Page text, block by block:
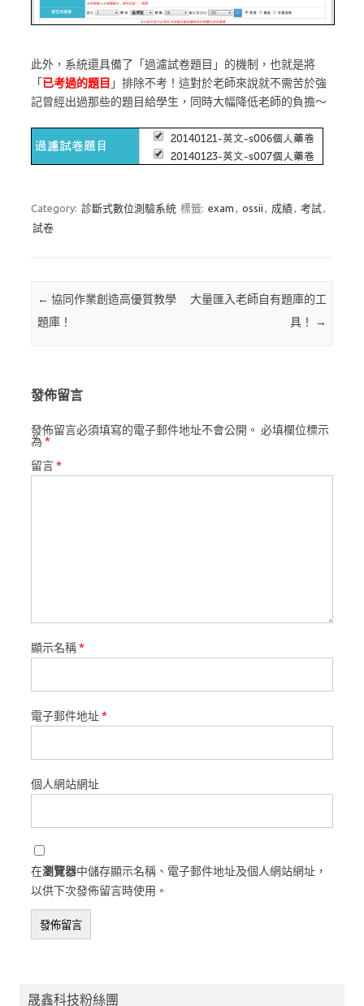
此外，系統還具備了「過濾試卷題目」的機制，也就是將
「 已考過的題目 」排除不考！這對於老師來說就不需苦於強
記曾經出過那些的題目給學生，同時大幅降低老師的負擔～
Category: 診斷式數位測驗系統 標籤: exam , ossii , 成績, 考試,
試卷
Post navigation
← 協同作業創造高優質教學
題庫！
大量匯入老師自有題庫的工
具！
→
發佈留言
發佈留言必須填寫的電子郵件地址不會公開。 必填欄位標示
為 *
留言*
顯示名稱*
電子郵件地址*
個人網站網址
在瀏覽器中儲存顯示名稱、電子郵件地址及個人網站網址，
以供下次發佈留言時使用。
晟鑫科技粉絲團